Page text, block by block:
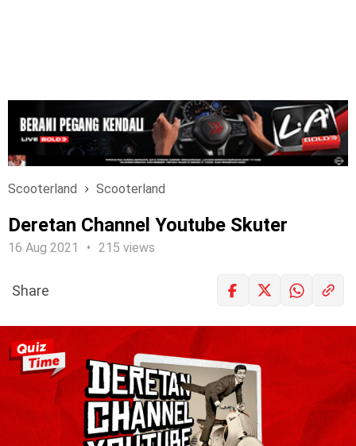
Scooterland Scooterland
Deretan Channel Youtube Skuter
16 Aug 2021 215 views
Share